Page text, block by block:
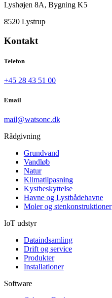
Lyshøjen 8A, Bygning K5
8520 Lystrup
Kontakt
Telefon
+45 28 43 51 00
Email
mail@watsonc.dk
Rådgivning
Grundvand
Vandløb
Natur
Klimatilpasning
Kystbeskyttelse
Havne og Lystbådehavne
Moler og stenkonstruktioner
IoT udstyr
Dataindsamling
Drift og service
Produkter
Installationer
Software